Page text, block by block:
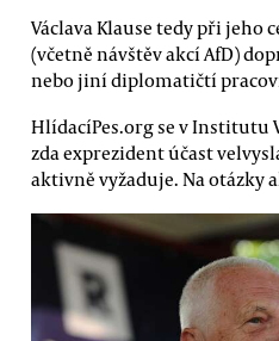
Václava Klause tedy při jeho
(včetně návštěv akcí AfD)
nebo jiní diplomatičtí
HlídacíPes.org se v Institutu
zda exprezident účast
aktivně vyžaduje. Na otázky